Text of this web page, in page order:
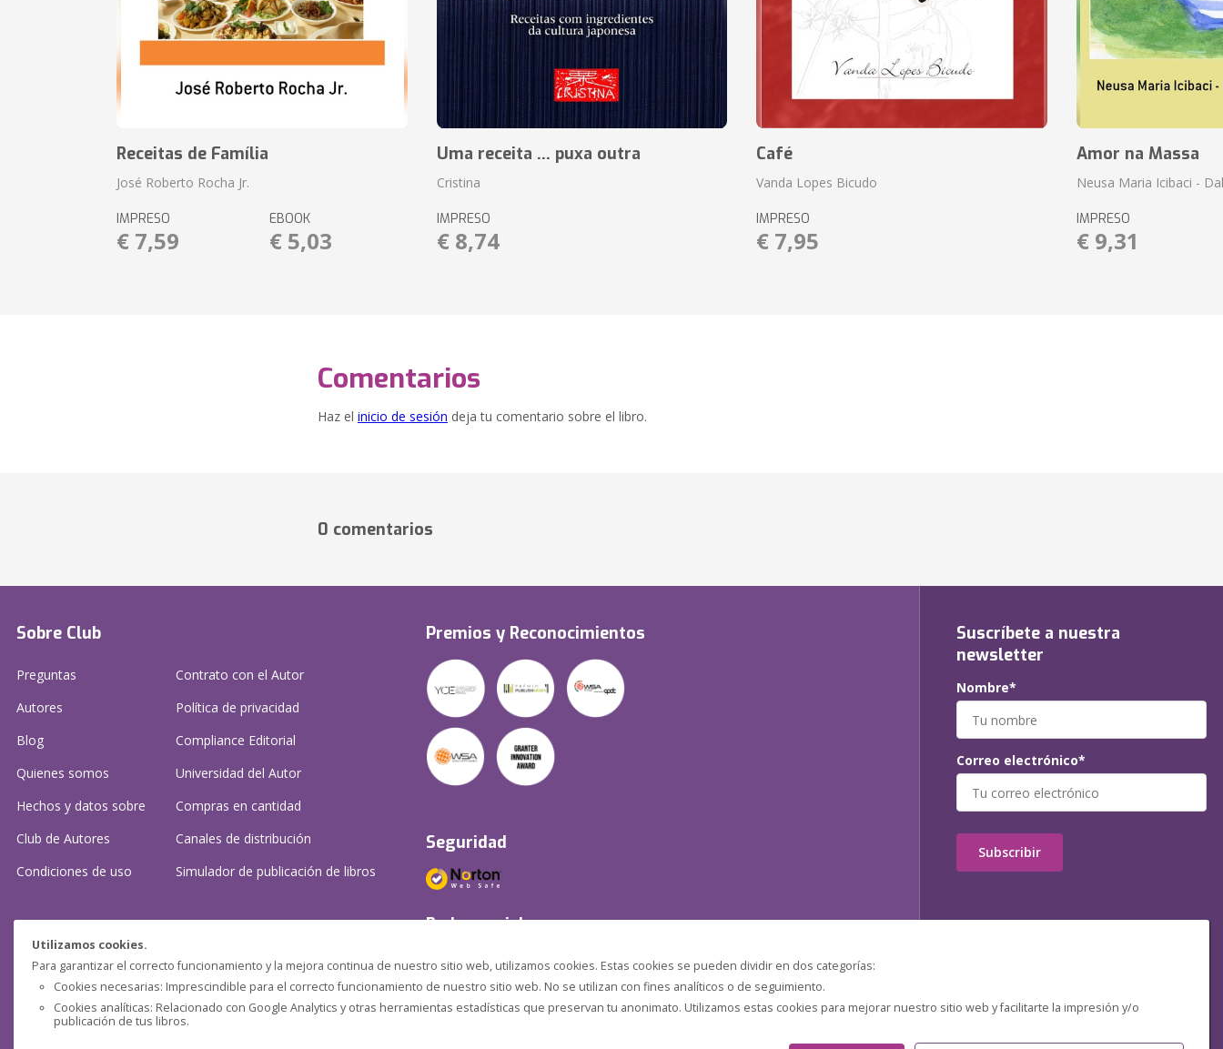
Utilizamos cookies.
Para garantizar el correcto funcionamiento y la mejora continua de nuestro sitio web, utilizamos cookies. Estas cookies se pueden dividir en dos categorías:
Cookies necesarias: Imprescindible para el correcto funcionamiento de nuestro sitio web. No se utilizan con fines analíticos o de seguimiento.
Cookies analíticas: Relacionado con Google Analytics y otras herramientas estadísticas que preservan tu anonimato. Utilizamos estas cookies para mejorar nuestro sitio web y facilitarte la impresión y/o
publicación de tus libros.
Receitas de Família
José Roberto Rocha Jr.
IMPRESO
€ 7,59
EBOOK
€ 5,03
Uma receita ... puxa outra
Cristina
IMPRESO
€ 8,74
Café
Vanda Lopes Bicudo
IMPRESO
€ 7,95
Amor na Massa
Neusa Maria Icibaci -
IMPRESO
€ 9,31
Comentarios
Haz el inicio de sesión deja tu comentario sobre el libro.
0 comentarios
Sobre Club
Preguntas
Autores
Blog
Quienes somos
Hechos y datos sobre
Club de Autores
Condiciones de uso
Contrato con el Autor
Política de privacidad
Compliance Editorial
Universidad del Autor
Compras en cantidad
Canales de distribución
Simulador de publicación de libros
¿Necesitas ayuda?
Preguntas frecuentes
Contacta con nosotros: (contacto@clubdeautores.com )
Premios y Reconocimientos
Seguridad
Redes sociales
Suscríbete a nuestra
newsletter
Nombre*
Correo electrónico*
Subscribir